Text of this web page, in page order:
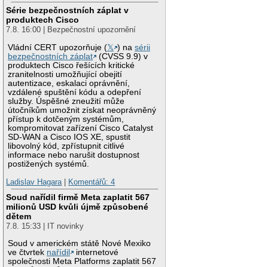
Série bezpečnostních záplat v
produktech Cisco
7.8. 16:00 | Bezpečnostní upozornění
Vládní CERT upozorňuje (𝕏 ) nasérii
bezpečnostních záplat
(CVSS 9.9) v
produktech Cisco řešících kritické
zranitelnosti umožňující obejití
autentizace, eskalaci oprávnění,
vzdálené spuštění kódu a odepření
služby. Úspěšné zneužití může
útočníkům umožnit získat neoprávněný
přístup k dotčeným systémům,
kompromitovat zařízení Cisco Catalyst
SD-WAN a Cisco IOS XE, spustit
libovolný kód, zpřístupnit citlivé
informace nebo narušit dostupnost
postižených systémů.
Ladislav Hagara
Komentářů: 4
Soud nařídil firmě Meta zaplatit 567
milionů USD kvůli újmě způsobené
dětem
7.8. 15:33 | IT novinky
Soud v americkém státě Nové Mexiko
ve čtvrtek nařídil
internetové
společnosti Meta Platforms zaplatit 567